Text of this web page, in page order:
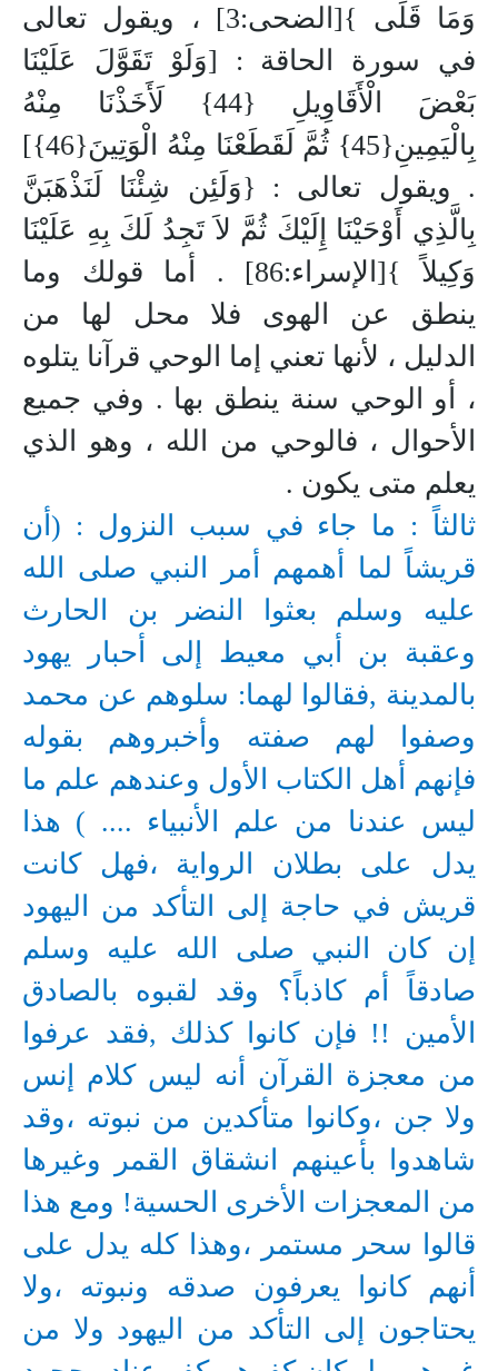
وَمَا قَلَى }[الضحى:3] ، ويقول تعالى
في سورة الحاقة : [وَلَوْ تَقَوَّلَ عَلَيْنَا
بَعْضَ الْأَقَاوِيلِ {44} لَأَخَذْنَا مِنْهُ
بِالْيَمِينِ{45} ثُمَّ لَقَطَعْنَا مِنْهُ الْوَتِينَ{46}]
. ويقول تعالى : {وَلَئِن شِئْنَا لَنَذْهَبَنَّ
بِالَّذِي أَوْحَيْنَا إِلَيْكَ ثُمَّ لاَ تَجِدُ لَكَ بِهِ عَلَيْنَا
وَكِيلاً }[الإسراء:86] . أما قولك وما
ينطق عن الهوى فلا محل لها من
الدليل ، لأنها تعني إما الوحي قرآنا يتلوه
، أو الوحي سنة ينطق بها . وفي جميع
الأحوال ، فالوحي من الله ، وهو الذي
يعلم متى يكون .
ثالثاً : ما جاء في سبب النزول : (أن
قريشاً لما أهمهم أمر النبي صلى الله
عليه وسلم بعثوا النضر بن الحارث
وعقبة بن أبي معيط إلى أحبار يهود
بالمدينة ,فقالوا لهما: سلوهم عن محمد
وصفوا لهم صفته وأخبروهم بقوله
فإنهم أهل الكتاب الأول وعندهم علم ما
ليس عندنا من علم الأنبياء .... ) هذا
يدل على بطلان الرواية ،فهل كانت
قريش في حاجة إلى التأكد من اليهود
إن كان النبي صلى الله عليه وسلم
صادقاً أم كاذباً؟ وقد لقبوه
بالصادق
الأمين !! فإن كانوا كذلك ,فقد عرفوا
من معجزة القرآن أنه ليس كلام إنس
ولا جن ،وكانوا متأكدين من نبوته ،وقد
شاهدوا بأعينهم انشقاق القمر وغيرها
من المعجزات الأخرى الحسية! ومع هذا
قالوا سحر مستمر ،وهذا كله يدل على
أنهم كانوا يعرفون صدقه ونبوته ،ولا
يحتاجون إلى التأكد من اليهود ولا من